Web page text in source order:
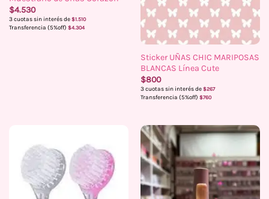
$4.530
3 cuotas sin interés de $1.510
Transferencia (5%off) $4.304
Sticker UÑAS CHIC MARIPOSAS
BLANCAS Línea Cute
$800
3 cuotas sin interés de $267
Transferencia (5%off) $760